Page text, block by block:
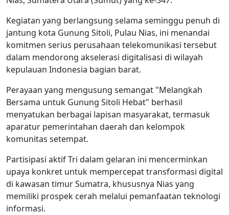
Kegiatan yang berlangsung selama seminggu penuh di
jantung kota Gunung Sitoli, Pulau Nias, ini menandai
komitmen serius perusahaan telekomunikasi tersebut
dalam mendorong akselerasi digitalisasi di wilayah
kepulauan Indonesia bagian barat.
Perayaan yang mengusung semangat "Melangkah
Bersama untuk Gunung Sitoli Hebat" berhasil
menyatukan berbagai lapisan masyarakat, termasuk
aparatur pemerintahan daerah dan kelompok
komunitas setempat.
Partisipasi aktif Tri dalam gelaran ini mencerminkan
upaya konkret untuk mempercepat transformasi digital
di kawasan timur Sumatra, khususnya Nias yang
memiliki prospek cerah melalui pemanfaatan teknologi
informasi.